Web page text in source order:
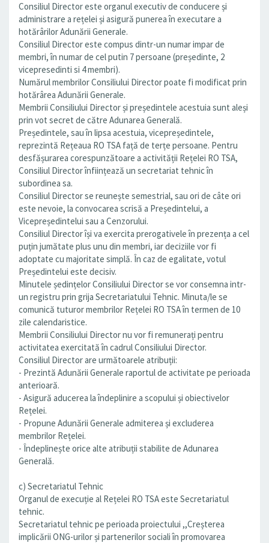
Consiliul Director este organul executiv de conducere și
administrare a rețelei și asigură punerea în executare a
hotărârilor Adunării Generale.
Consiliul Director este compus dintr-un numar impar de
membri, în numar de cel putin 7 persoane (președinte, 2
vicepresedinti si 4 membri).
Numărul membrilor Consiliului Director poate fi modificat prin
hotărârea Adunării Generale.
Membrii Consiliului Director și președintele acestuia sunt aleși
prin vot secret de către Adunarea Generală.
Președintele, sau în lipsa acestuia, vicepreședintele,
reprezintă Rețeaua RO TSA față de terțe persoane. Pentru
desfășurarea corespunzătoare a activității Rețelei RO TSA,
Consiliul Director înființează un secretariat tehnic în
subordinea sa.
Consiliul Director se reunește semestrial, sau ori de câte ori
este nevoie, la convocarea scrisă a Președintelui, a
Vicepreședintelui sau a Cenzorului.
Consiliul Director își va exercita prerogativele în prezența a cel
puțin jumătate plus unu din membri, iar deciziile vor fi
adoptate cu majoritate simplă. În caz de egalitate, votul
Președintelui este decisiv.
Minutele ședințelor Consiliului Director se vor consemna intr-
un registru prin grija Secretariatului Tehnic. Minuta/le se
comunică tuturor membrilor Rețelei RO TSA în termen de 10
zile calendaristice.
Membrii Consiliului Director nu vor fi remunerați pentru
activitatea exercitată în cadrul Consiliului Director.
Consiliul Director are următoarele atribuții:
- Prezintă Adunării Generale raportul de activitate pe perioada
anterioară.
- Asigură aducerea la îndeplinire a scopului și obiectivelor
Rețelei.
- Propune Adunării Generale admiterea și excluderea
membrilor Rețelei.
- Îndeplinește orice alte atribuții stabilite de Adunarea
Generală.
c) Secretariatul Tehnic
Organul de execuție al Rețelei RO TSA este Secretariatul
tehnic.
Secretariatul tehnic pe perioada proiectului ,,Creșterea
implicării ONG-urilor și partenerilor sociali în promovarea